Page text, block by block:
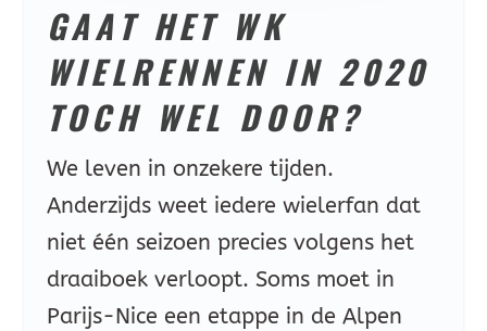
GAAT HET WK
WIELRENNEN IN 2020
TOCH WEL DOOR?
We leven in onzekere tijden.
Anderzijds weet iedere wielerfan dat
niet één seizoen precies volgens het
draaiboek verloopt. Soms moet in
Parijs-Nice een etappe in de Alpen